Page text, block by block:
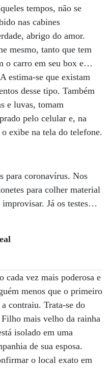
tempos, não se
nas cabines
abrigo do amor.
mesmo, tanto que tem
o carro em seu box e…
estima-se que existam
desse tipo. Também
e luvas, tomam
pelo celular e, na
exibe na tela do telefone.
para coronavírus. Nos
para colher material
improvisar. Já os testes…
cada vez mais poderosa e
menos que o primeiro
contraiu. Trata-se do
mais velho da rainha
isolado em uma
de sua esposa.
o local exato em